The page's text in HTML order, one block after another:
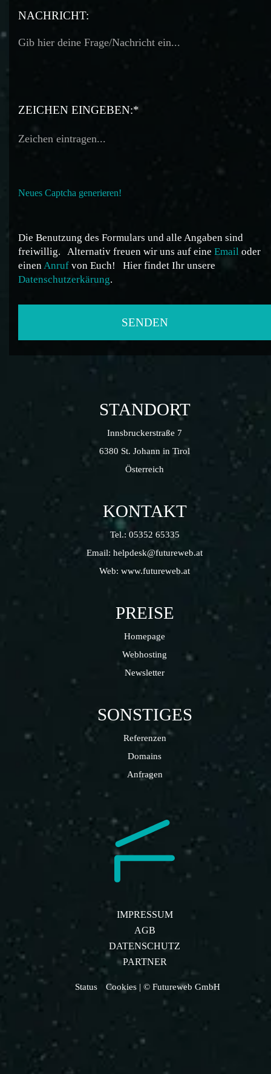
TELEFON:
NACHRICHT:
ZEICHEN EINGEBEN:*
Neues Captcha generieren!
Die Benutzung des Formulars und alle Angaben sind
freiwillig.
Alternativ freuen wir uns auf eine Email oder
einenAnruf von Euch!
Hier findet Ihr unsere
Datenschutzerkärung.
STANDORT
Innsbruckerstraße 7
6380 St. Johann in Tirol
Österreich
KONTAKT
Tel.: 05352 65335
Email: helpdesk@futureweb.at
Web: www.futureweb.at
PREISE
Homepage
Webhosting
Newsletter
SONSTIGES
Referenzen
Domains
Anfragen
IMPRESSUM
AGB
DATENSCHUTZ
PARTNER
Status Cookies | © Futureweb GmbH